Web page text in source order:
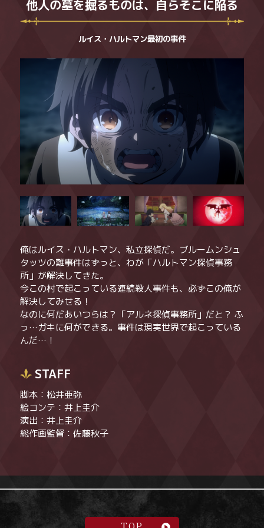
Teil6
Teil7
Teil8
Teil10
Teil11
Teil12
他人の墓を掘るものは、自らそこに陥る
ルイス・ハルトマン最初の事件
俺はルイス・ハルトマン、私立探偵だ。ブルームンシュ
タッツの難事件はずっと、わが「ハルトマン探偵事務
所」が解決してきた。
今この村で起こっている連続殺人事件も、必ずこの俺が
解決してみせる！
なのに何だあいつらは？「アルネ探偵事務所」だと？ ふ
っ…ガキに何ができる。事件は現実世界で起こっている
んだ…！
STAFF
脚本：松井亜弥
絵コンテ：井上圭介
演出：井上圭介
総作画監督：佐藤秋子